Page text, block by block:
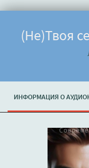
(Не)Твоя
ИНФОРМАЦИЯ О